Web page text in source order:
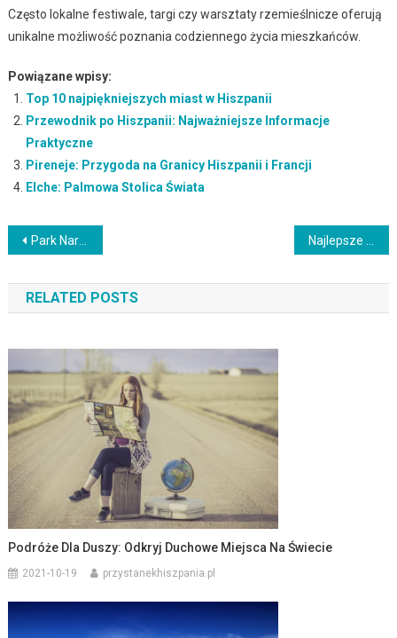
Często lokalne festiwale, targi czy warsztaty rzemieślnicze oferują
unikalne możliwość poznania codziennego życia mieszkańców.
Powiązane wpisy:
Top 10 najpiękniejszych miast w Hiszpanii
Przewodnik po Hiszpanii: Najważniejsze Informacje
Praktyczne
Pireneje: Przygoda na Granicy Hiszpanii i Francji
Elche: Palmowa Stolica Świata
Nawigacja
wpisu
Park Narodowy Teide: Wulkaniczne Cuda na Tenerife
RELATED POSTS
Podróże Dla Duszy: Odkryj Duchowe Miejsca Na Świecie
2021-10-19 przystanekhiszpania.pl